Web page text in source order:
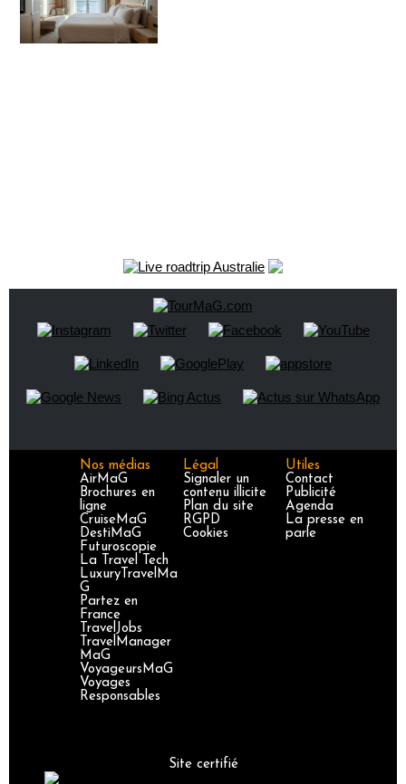
Nos médias
AirMaG
Brochures en
ligne
CruiseMaG
DestiMaG
Futuroscopie
La Travel Tech
LuxuryTravelMa
G
Partez en
France
TravelJobs
TravelManager
MaG
VoyageursMaG
Voyages
Responsables
Légal
Signaler un
contenu illicite
Plan du site
RGPD
Cookies
Utiles
Contact
Publicité
Agenda
La presse en
parle
Site certifié